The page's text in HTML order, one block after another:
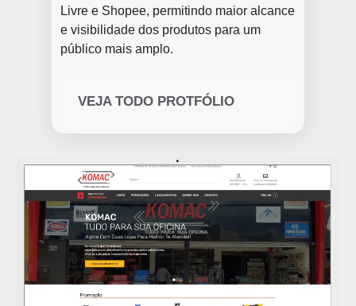
Livre e Shopee, permitindo maior alcance
e visibilidade dos produtos para um
público mais amplo.
VEJA TODO PROTFÓLIO